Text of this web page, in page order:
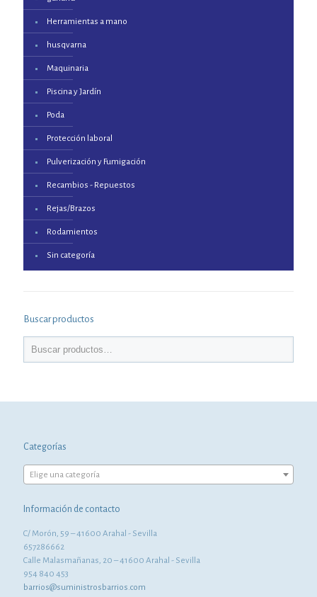
Herramientas a mano
husqvarna
Maquinaria
Piscina y Jardín
Poda
Protección laboral
Pulverización y Fumigación
Recambios - Repuestos
Rejas/Brazos
Rodamientos
Sin categoría
Buscar productos
Categorías
Elige una categoría
Información de contacto
C/ Morón, 59 – 41600 Arahal - Sevilla
657286662
Calle Malasmañanas, 20 – 41600 Arahal - Sevilla
954 840 453
barrios@suministrosbarrios.com